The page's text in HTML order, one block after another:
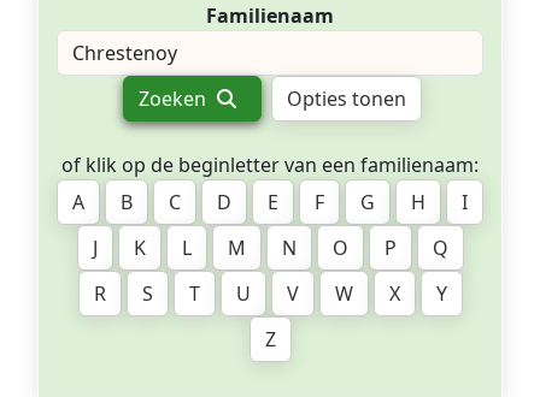
Familienaam
Zoeken Opties tonen
of klik op de beginletter van een familienaam:
A
B C D E F G H
I
J
K L M N O P
Q
R
S T U V W X
Y
Z